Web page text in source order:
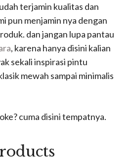
terjamin kualitas dan
pun menjamin nya dengan
dan jangan lupa pantau
, karena hanya disini kalian
sekali inspirasi pintu
mewah sampai minimalis
cuma disini tempatnya.